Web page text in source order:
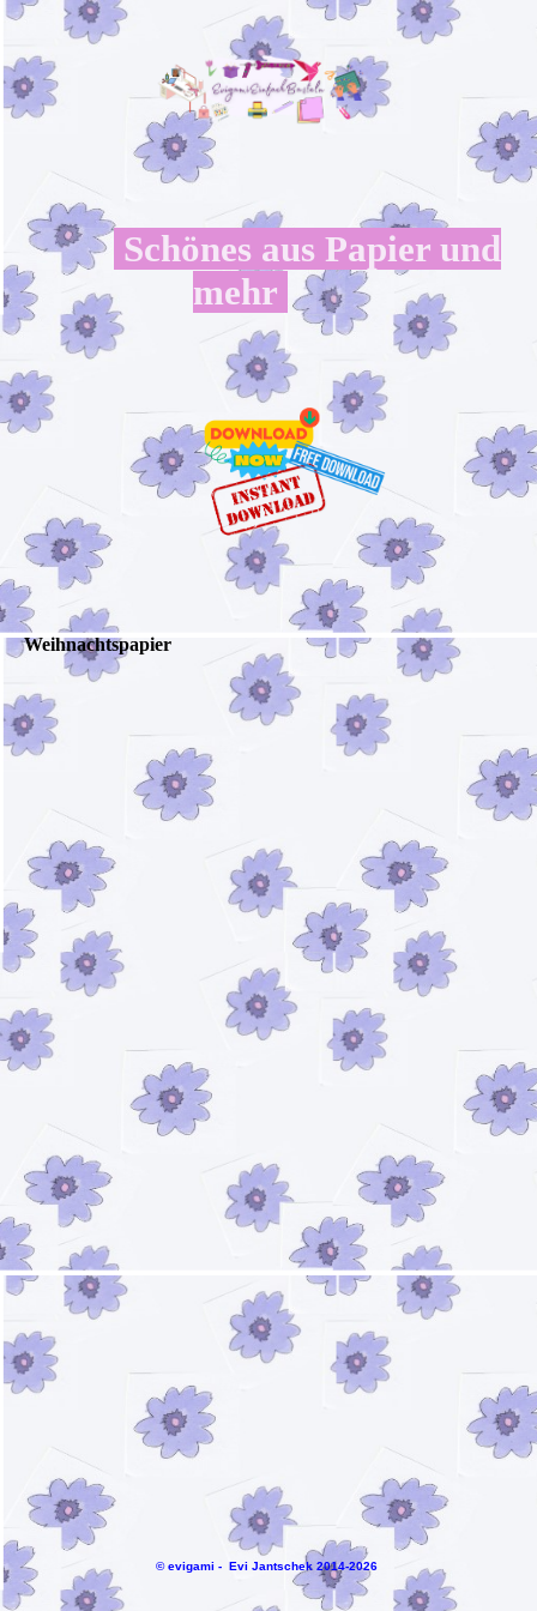
Schönes aus Papier und
mehr
Weihnachtspapier
© evigami - Evi Jantschek 2014-2026